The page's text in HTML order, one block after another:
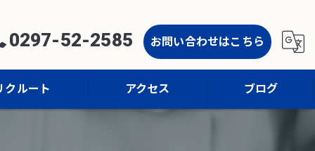
0297-52-2585 お問い合わせはこちら
クルート アクセス ブログ